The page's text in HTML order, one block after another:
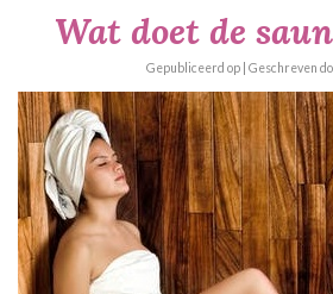
Wat doet de
Gepubliceerd op | Geschreven